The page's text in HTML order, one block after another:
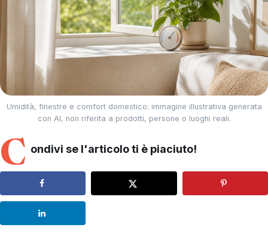
Umidità, finestre e comfort domestico: immagine illustrativa generata
con AI, non riferita a prodotti, persone o luoghi reali.
C ondivi se l'articolo ti è piaciuto!